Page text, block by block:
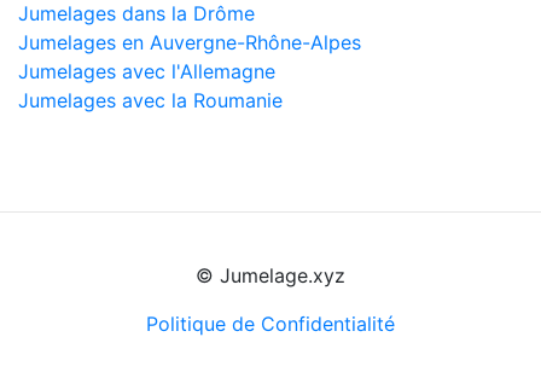
Jumelages dans la Drôme
Jumelages en Auvergne-Rhône-Alpes
Jumelages avec l'Allemagne
Jumelages avec la Roumanie
© Jumelage.xyz
Politique de Confidentialité